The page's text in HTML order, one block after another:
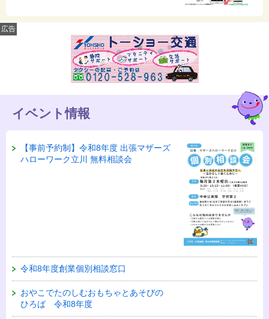
広告
イベント情報
【事前予約制】令和8年度 出張マザーズ
ハローワーク立川 無料相談会
令和8年度創業個別相談窓口
おやこでたのしむおもちゃとあそびの
ひろば 令和8年度